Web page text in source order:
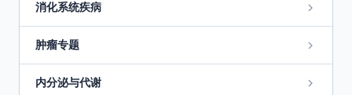
消化系统疾病
肿瘤专题
内分泌与代谢